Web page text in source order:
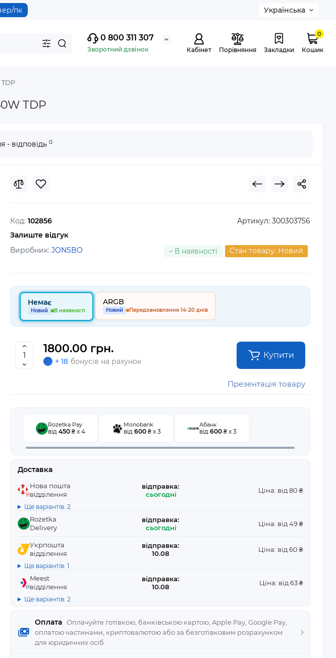
пк Українська
0 800 311 307
Зворотний дзвінок Кабінет Порівняння Закладки
0
Кошик
TDP
- відповідь 0
Код: 102856
Залиште відгук
Артикул: 300303756
Виробник: JONSBO В наявності Стан товару: Новий
Немає
Новий В наявності
ARGB
Новий Передзамовлення 14-20 днів
1800.00 грн.
+ 18 бонусів на рахунок
Купити
Презентація товару
Оплата Оплачуйте готівкою, банківською картою, Apple Pay, Google Pay,
оплатою частинами, криптовалютою або за безготівковим розрахунком
для юридичних осіб.
Rozetka Pay
від 450 ₴ x 4
Monobank
від 600 ₴ x 3
Абанк
від 600 ₴ x 3
Доставка
Нова пошта
відділення
відправка:
сьогодні
Ціна: від 80 ₴
Ще варіантів: 2
Rozetka
Delivery
відправка:
сьогодні
Ціна: від 49 ₴
Укрпошта
відділення
відправка:
10.08
Ціна: від 60 ₴
Ще варіантів: 1
Meest
відділення
відправка:
10.08
Ціна: від 63 ₴
Ще варіантів: 2